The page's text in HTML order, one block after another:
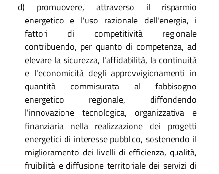
d) promuovere, attraverso il risparmio
energetico e l'uso razionale dell'energia, i
fattori di competitività regionale
contribuendo, per quanto di competenza, ad
elevare la sicurezza, l'affidabilità, la continuità
e l'economicità degli approvvigionamenti in
quantità commisurata al fabbisogno
energetico regionale, diffondendo
l'innovazione tecnologica, organizzativa e
finanziaria nella realizzazione dei progetti
energetici di interesse pubblico, sostenendo il
miglioramento dei livelli di efficienza, qualità,
fruibilità e diffusione territoriale dei servizi di